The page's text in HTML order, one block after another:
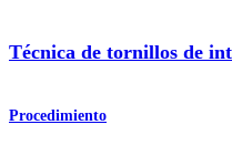
Técnica de tornillos de
Procedimiento